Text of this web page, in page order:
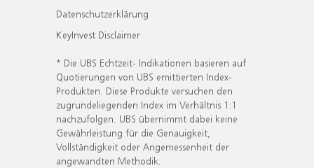
Datenschutzerklärung
KeyInvest Disclaimer
* Die UBS Echtzeit- Indikationen basieren auf
Quotierungen von UBS emittierten Index-
Produkten. Diese Produkte versuchen den
zugrundeliegenden Index im Verhältnis 1:1
nachzufolgen. UBS übernimmt dabei keine
Gewährleistung für die Genauigkeit,
Vollständigkeit oder Angemessenheit der
angewandten Methodik.